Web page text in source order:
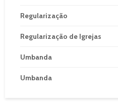
Regularização
Regularização de Igrejas
Umbanda
Umbanda